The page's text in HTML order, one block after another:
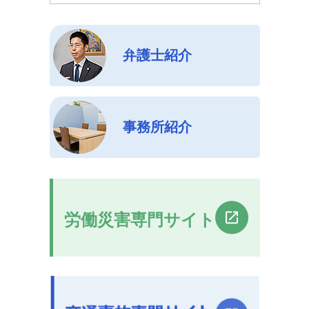
弁護士紹介
事務所紹介
労働災害専門サイト